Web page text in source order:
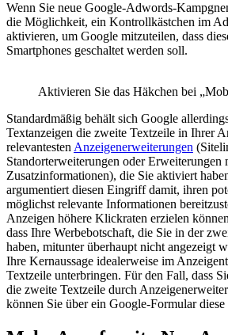
Wenn Sie neue Google-Adwords-
die Möglichkeit, ein Kontrollkästchen im
aktivieren, um Google mitzuteilen, dass
Smartphones geschaltet werden soll.
Aktivieren Sie das Häkchen bei
Standardmäßig behält sich Google
Textanzeigen die zweite Textzeile in Ihrer
relevantestenAnzeigenerweiterungen
Standorterweiterungen oder Erweiterungen
Zusatzinformationen), die Sie aktiviert
argumentiert diesen Eingriff damit, ihren
möglichst relevante Informationen
Anzeigen höhere Klickraten erzielen
dass Ihre Werbebotschaft, die Sie in der
haben, mitunter überhaupt nicht angezeigt
Ihre Kernaussage idealerweise im
Textzeile unterbringen. Für den Fall, dass
die zweite Textzeile durch
können Sie über ein Google-Formular